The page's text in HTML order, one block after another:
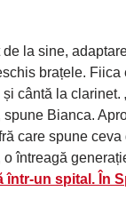
la sine,
brațele. Fiica
cântă la clarinet.
Bianca.
care spune ceva
întreagă
într-un spital. În